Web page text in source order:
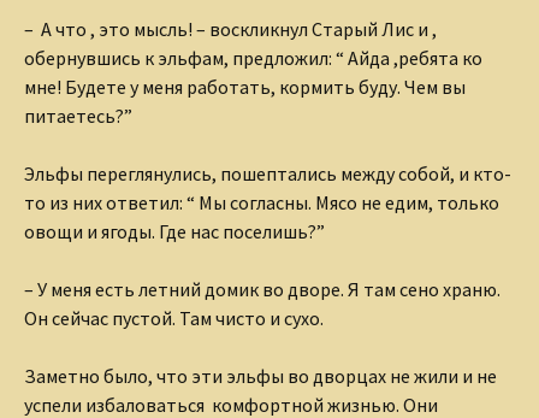
– А что , это мысль! – воскликнул Старый Лис и ,
обернувшись к эльфам, предложил: “ Айда ,ребята ко
мне! Будете у меня работать, кормить буду. Чем вы
питаетесь?”
Эльфы переглянулись, пошептались между собой, и кто-
то из них ответил: “ Мы согласны. Мясо не едим, только
овощи и ягоды. Где нас поселишь?”
– У меня есть летний домик во дворе. Я там сено храню.
Он сейчас пустой. Там чисто и сухо.
Заметно было, что эти эльфы во дворцах не жили и не
успели избаловаться комфортной жизнью. Они